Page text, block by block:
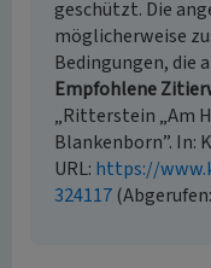
geschützt. Die
möglicherweise
Bedingungen, die
Empfohlene
„Ritterstein „Am
Blankenborn”. In:
URL: https://
324117